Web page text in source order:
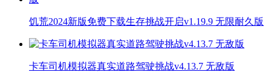
饥荒2024新版免费下载生存挑战开启v1.19.9 无限耐久版
卡车司机模拟器真实道路驾驶挑战v4.13.7 无敌版